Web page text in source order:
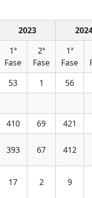
2023
1ª
Fase
2ª
Fase
1ª
Fase
53 1 56
410 69 421
393 67 412
17 2 9